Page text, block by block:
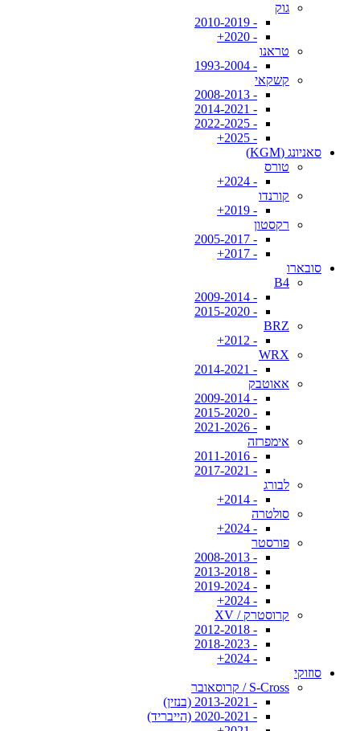
גוק
- 2010-2019
- 2020+
טראנו
- 1993-2004
קשקאי
- 2008-2013
- 2014-2021
- 2022-2025
- 2025+
סאניונג (KGM)
טורס
- 2024+
קורנדו
- 2019+
רקסטון
- 2005-2017
- 2017+
סובארו
B4
- 2009-2014
- 2015-2020
BRZ
- 2012+
WRX
- 2014-2021
אאוטבק
- 2009-2014
- 2015-2020
- 2021-2026
אימפרזה
- 2011-2016
- 2017-2021
לבורג
- 2014+
סולטרה
- 2024+
פורסטר
- 2008-2013
- 2013-2018
- 2019-2024
- 2024+
קרוסטרק / XV
- 2012-2018
- 2018-2023
- 2024+
סוזוקי
S-Cross / קרוסאובר
- 2013-2021 (בנזין)
- 2020-2021 (הייבריד)